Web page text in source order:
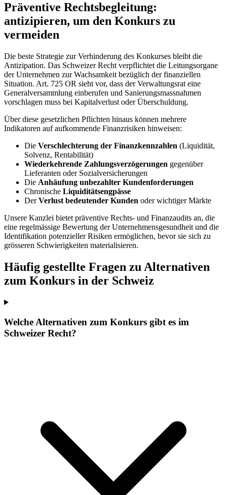
Präventive Rechtsbegleitung:
antizipieren, um den Konkurs zu
vermeiden
Die beste Strategie zur Verhinderung des Konkurses bleibt die
Antizipation. Das Schweizer Recht verpflichtet die Leitungsorgane
der Unternehmen zur Wachsamkeit bezüglich der finanziellen
Situation. Art. 725 OR sieht vor, dass der Verwaltungsrat eine
Generalversammlung einberufen und Sanierungsmassnahmen
vorschlagen muss bei Kapitalverlust oder Überschuldung.
Über diese gesetzlichen Pflichten hinaus können mehrere
Indikatoren auf aufkommende Finanzrisiken hinweisen:
Die Verschlechterung der Finanzkennzahlen (Liquidität,
Solvenz, Rentabilität)
Wiederkehrende Zahlungsverzögerungen gegenüber
Lieferanten oder Sozialversicherungen
Die Anhäufung unbezahlter Kundenforderungen
Chronische Liquiditätsengpässe
DerVerlust bedeutender Kunden oder wichtiger Märkte
Unsere Kanzlei bietet präventive Rechts- und Finanzaudits an, die
eine regelmässige Bewertung der Unternehmensgesundheit und die
Identifikation potenzieller Risiken ermöglichen, bevor sie sich zu
grösseren Schwierigkeiten materialisieren.
Häufig gestellte Fragen zu Alternativen
zum Konkurs in der Schweiz
Welche Alternativen zum Konkurs gibt es im
Schweizer Recht?